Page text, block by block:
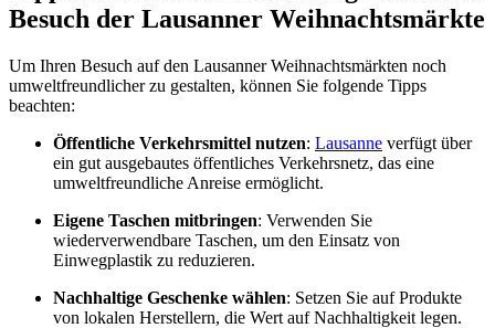
Besuch der Lausanner Weihnachtsmärkte
Um Ihren Besuch auf den Lausanner Weihnachtsmärkten noch
umweltfreundlicher zu gestalten, können Sie folgende Tipps
beachten:
Öffentliche Verkehrsmittel nutzen: Lausanne verfügt über
ein gut ausgebautes öffentliches Verkehrsnetz, das eine
umweltfreundliche Anreise ermöglicht.
Eigene Taschen mitbringen: Verwenden Sie
wiederverwendbare Taschen, um den Einsatz von
Einwegplastik zu reduzieren.
Nachhaltige Geschenke wählen: Setzen Sie auf Produkte
von lokalen Herstellern, die Wert auf Nachhaltigkeit legen.